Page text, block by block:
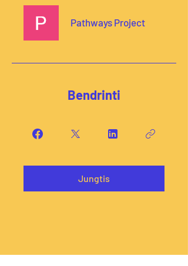
Pathways Project
Bendrinti
Jungtis